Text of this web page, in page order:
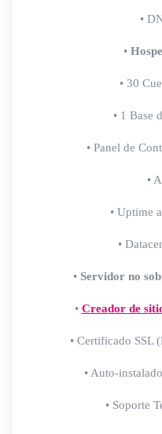
•
•
• 30
• 1 Base
• Panel de
•
• Uptime
•
• Servidor no
• Creador de
• Certificado SSL
• Auto-
• Soporte